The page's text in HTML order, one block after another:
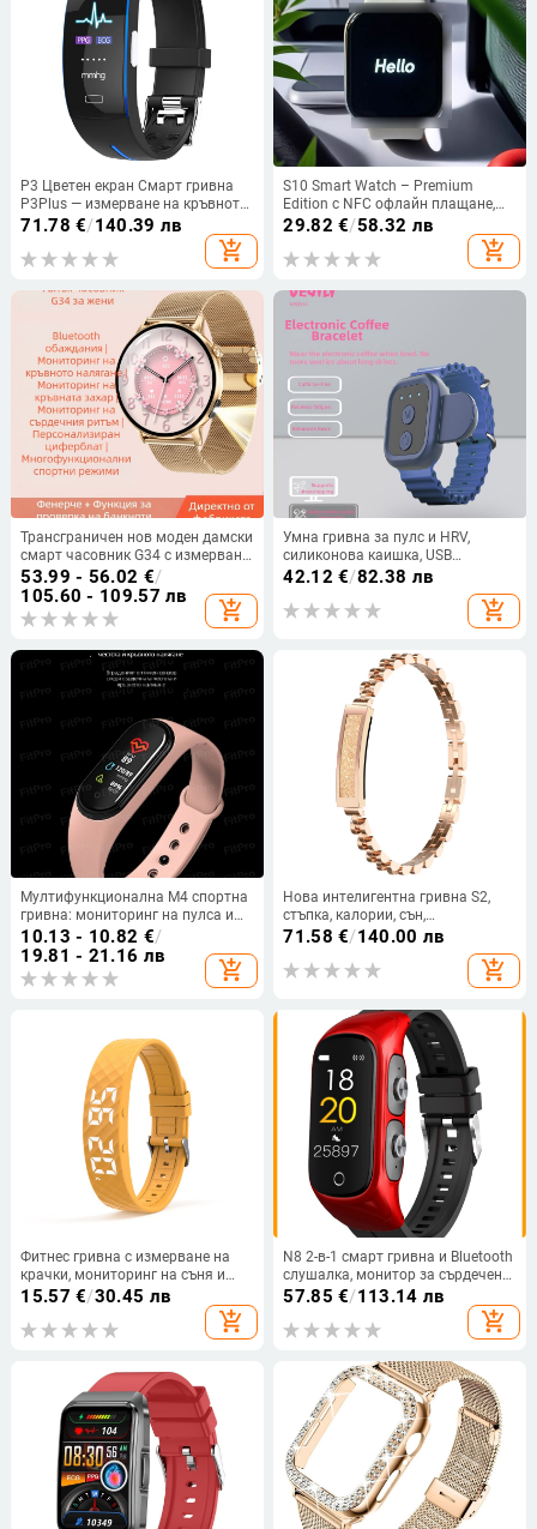
P3 Цветен екран Смарт гривна
P3Plus — измерване на кръвното
налягане в реално време,
телесна температура, грижа за
71.78 €/140.39 лв
add_shopping_cart
S10 Smart Watch – Premium
Edition с NFC офлайн плащане,
мониторинг на сърдечната
честота, Bluetooth разговори,
магнитно зареждане,
29.82 €/58.32 лв
add_shopping_cart
Трансграничен нов моден дамски
смарт часовник G34 с измерване
на пулса, кръвно налягане,
кръвен кислород, Bluetooth,
многофункционален модел
53.99 - 56.02 €/
105.60 - 109.57 лв
add_shopping_cart
Умна гривна за пулс и HRV,
силиконова каишка, USB
зареждане, водоустойчива,
батерия 300 mAh, тегло 132 g
42.12 €/82.38 лв
add_shopping_cart
Мултифункционална M4 спортна
гривна: мониторинг на пулса и
кръвното налягане, анализ на
съня, отчитане на стъпки, живот
на батерията 7–14 дни
10.13 - 10.82 €/
19.81 - 21.16 лв
add_shopping_cart
Нова интелигентна гривна S2,
стъпка, калории, сън,
наблюдение, режим на много
гривна
71.58 €/140.00 лв
add_shopping_cart
Фитнес гривна с измерване на
крачки, мониторинг на съня и
вибрационни известия с аларма,
USB зареждане и батерия над 21
дни
15.57 €/30.45 лв
add_shopping_cart
N8 2-в-1 смарт гривна и Bluetooth
слушалка, монитор за сърдечен
ритъм, следене на съня, TFT
дисплей, корпус от титаниева
сплав
57.85 €/113.14 лв
add_shopping_cart